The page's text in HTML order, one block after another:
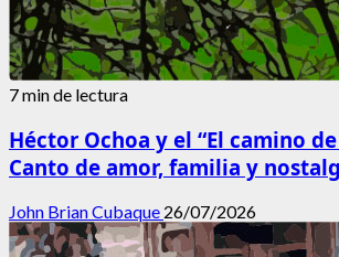
7 min de lectura
Héctor Ochoa y el “El camino
Canto de amor, familia y
John Brian Cubaque 26/07/2026